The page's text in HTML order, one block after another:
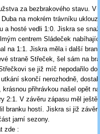
za bezbrakového stavu. V
na mokrém trávníku
a hosté vedli 1:0. Jiskra se
centrem Sládeček
na 1:1. Jiskra měla i další
straně Střeček, šel sám na
se již míč nepodařilo
skončí nerozhodně, dostal
přihrávkou našel opět
2:1. V závěru zápasu měl ještě
branku hostí. Jiskra si již závěr
jarní sezony.
zde :